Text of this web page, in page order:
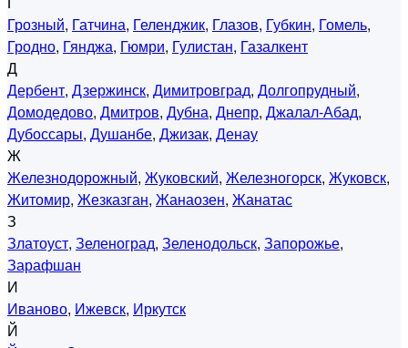
Грозный, Гатчина, Геленджик, Глазов, Губкин, Гомель,
Гродно, Гянджа, Гюмри, Гулистан, Газалкент
Д
Дербент, Дзержинск, Димитровград, Долгопрудный,
Домодедово, Дмитров, Дубна, Днепр, Джалал-Абад,
Дубоссары, Душанбе, Джизак, Денау
Ж
Железнодорожный, Жуковский, Железногорск, Жуковск,
Житомир, Жезказган, Жанаозен, Жанатас
З
Златоуст, Зеленоград, Зеленодольск, Запорожье,
Зарафшан
И
Иваново, Ижевск, Иркутск
Й